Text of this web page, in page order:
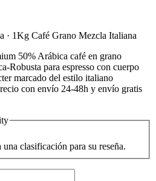
· 1Kg Café Grano Mezcla Italiana
50% Arábica café en grano
Robusta para espresso con cuerpo
marcado del estilo italiano
con envío 24-48h y envío gratis
clasificación para su reseña.